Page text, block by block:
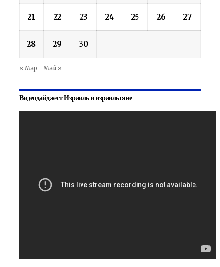
21 22 23 24 25 26 27
28 29 30
« Мар Май »
Видеодайджест Израиль и израильтяне